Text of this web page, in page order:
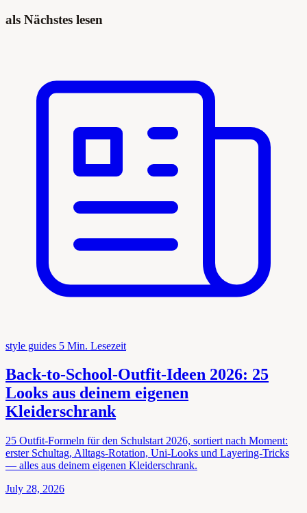
als Nächstes lesen
style guides 5 Min. Lesezeit
Back-to-School-Outfit-Ideen 2026: 25
Looks aus deinem eigenen
Kleiderschrank
25 Outfit-Formeln für den Schulstart 2026, sortiert nach Moment:
erster Schultag, Alltags-Rotation, Uni-Looks und Layering-Tricks
— alles aus deinem eigenen Kleiderschrank.
July 28, 2026